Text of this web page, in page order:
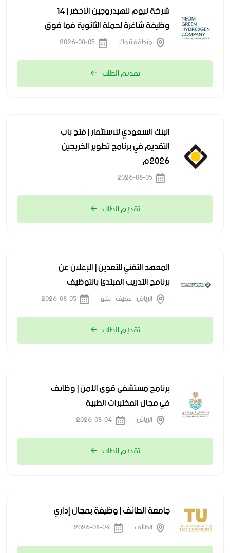
شركة نيوم للهيدروجين الأخضر | 14
وظيفة شاغرة لحملة الثانوية فما فوق
منطقة تبوك
تقديم الطلب
البنك السعودي للاستثمار | فتح باب
التقديم في برنامج تطوير الخريجين
2026م
تقديم الطلب
المعهد التقني للتعدين | الإعلان عن
برنامج التدريب المبتدئ بالتوظيف
الرياض - عفيف - ينبع
تقديم الطلب
برنامج مستشفى قوى الأمن | وظائف
في مجال المختبرات الطبية
الرياض
تقديم الطلب
جامعة الطائف | وظيفة بمجال إداري
الطائف